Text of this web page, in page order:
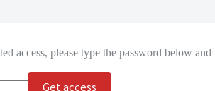
access, please type the password below and